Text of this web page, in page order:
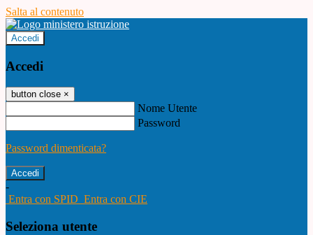
Salta al contenuto
Accedi
Accedi
button close ×
Nome Utente
Password
Password dimenticata?
-
Entra con SPID Entra con CIE
Seleziona utente